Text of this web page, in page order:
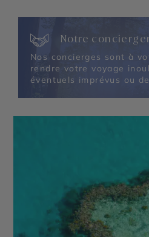
- Whitsundays - Fraser
Notre
Nos concierges sont à
rendre votre voyage
éventuels imprévus ou